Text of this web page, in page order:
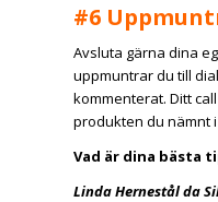
#6
Avsluta gärna dina
uppmuntrar du till
kommenterat. Ditt
produkten du nämnt
Vad är dina bästa
Linda Hernestål da